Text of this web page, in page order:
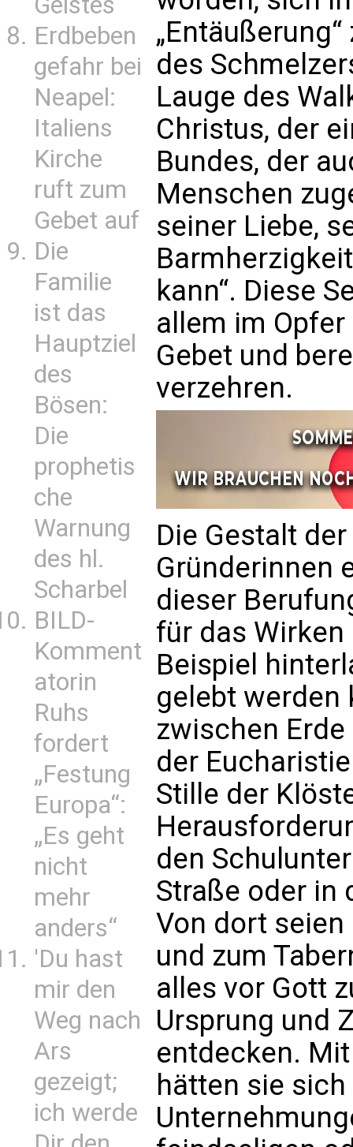
Erdbeben
gefahr bei
Neapel:
Italiens
Kirche
ruft zum
Gebet auf
Die
Familie
ist das
Hauptziel
des
Bösen:
Die
prophetis
che
Warnung
des hl.
Scharbel
BILD-
Komment
atorin
Ruhs
fordert
„Festung
Europa“:
„Es geht
nicht
mehr
anders“
'Du hast
mir den
Weg nach
Ars
gezeigt;
ich werde
des
Lauge des
Christus, der
Bundes, der
Menschen
seiner Liebe,
kann“. Diese
allem im
Gebet und
verzehren.
Die Gestalt
Gründerinnen
dieser
für das
Beispiel
gelebt werden
zwischen
der
Stille der
den
Straße oder in
Von dort seien
und zum
alles vor Gott
Ursprung und
entdecken.
hätten sie